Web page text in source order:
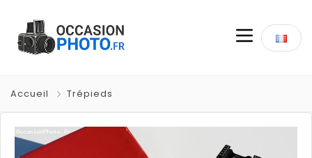
Accueil Trépieds